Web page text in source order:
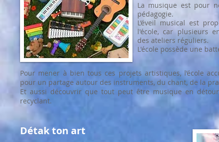
La musique est pour
pédagogie.
L’éveil musical est
l'école, car plusieurs
des ateliers réguliers.
L'école possède une
Pour mener à bien tous ces projets artistiques, l’école
pour un partage autour des instruments, du chant, de la
Et aussi découvrir que tout peut être musique en
recyclant.
Détak ton art